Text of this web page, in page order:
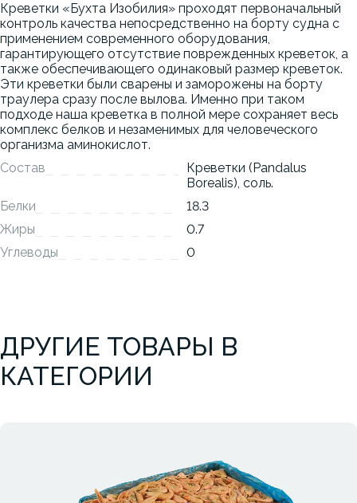
Креветки «Бухта Изобилия» проходят первоначальный
контроль качества непосредственно на борту судна с
применением современного оборудования,
гарантирующего отсутствие поврежденных креветок, а
также обеспечивающего одинаковый размер креветок.
Эти креветки были сварены и заморожены на борту
траулера сразу после вылова. Именно при таком
подходе наша креветка в полной мере сохраняет весь
комплекс белков и незаменимых для человеческого
организма аминокислот.
Состав
Креветки (Pandalus
Borealis), соль.
Белки
18.3
Жиры
0.7
Углеводы
0
ДРУГИЕ ТОВАРЫ В
КАТЕГОРИИ